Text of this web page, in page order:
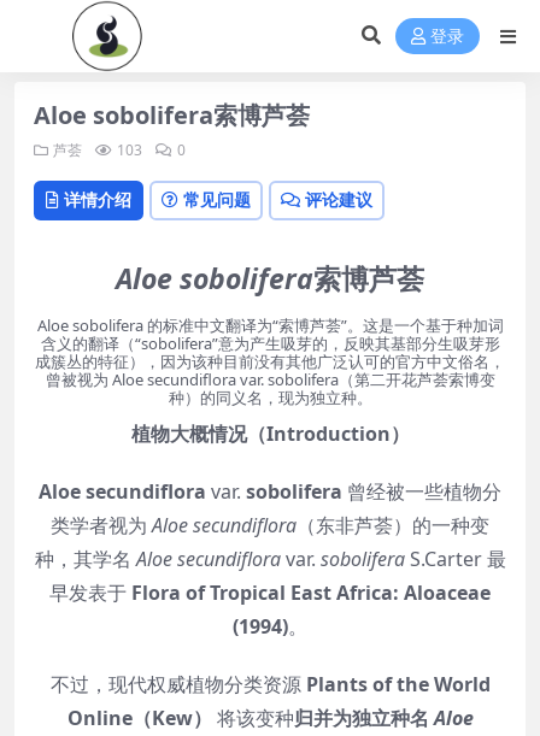
登录
Aloe sobolifera索博芦荟
芦荟 103 0
详情介绍 常见问题 评论建议
Aloe sobolifera索博芦荟
Aloe sobolifera 的标准中文翻译为“索博芦荟”。这是一个基于种加词
含义的翻译（“sobolifera”意为产生吸芽的，反映其基部分生吸芽形
成簇丛的特征），因为该种目前没有其他广泛认可的官方中文俗名，
曾被视为 Aloe secundiflora var. sobolifera（第二开花芦荟索博变
种）的同义名，现为独立种。
植物大概情况（Introduction）
Aloe secundiflora var. sobolifera 曾经被一些植物分
类学者视为Aloe secundiflora （东非芦荟）的一种变
种，其学名Aloe secundifloravar. soboliferaS.Carter 最
早发表于 Flora of Tropical East Africa: Aloaceae
(1994)。
不过，现代权威植物分类资源 Plants of the World
Online（Kew） 将该变种归并为独立种名Aloe